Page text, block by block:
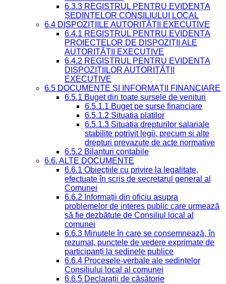
6.3.3 REGISTRUL PENTRU EVIDENȚA
ȘEDINȚELOR CONSILIULUI LOCAL
6.4 DISPOZIȚIILE AUTORITĂȚII EXECUTIVE
6.4.1 REGISTRUL PENTRU EVIDENȚA
PROIECTELOR DE DISPOZIȚII ALE
AUTORITĂȚII EXECUTIVE
6.4.2 REGISTRUL PENTRU EVIDENȚA
DISPOZIȚIILOR AUTORITĂȚII
EXECUTIVE
6.5 DOCUMENTE ȘI INFORMAȚII FINANCIARE
6.5.1 Buget din toate sursele de venituri
6.5.1.1 Buget pe surse financiare
6.5.1.2 Situatia platilor
6.5.1.3 Situatia drepturilor salariale
stabilite potrivit legii, precum si alte
drepturi prevazute de acte normative
6.5.2 Bilanturi contabile
6.6. ALTE DOCUMENTE
6.6.1 Obiecțiile cu privire la legalitate,
efectuate în scris de secretarul general al
Comunei
6.6.2 Informații din oficiu asupra
problemelor de interes public care urmează
să fie dezbătute de Consiliul local al
comunei
6.6.3 Minutele în care se consemnează, în
rezumat, punctele de vedere exprimate de
participanți la ședinele publice
6.6.4 Procesele-verbale ale ședințelor
Consiliului local al comunei
6.6.5 Declarații de căsătorie